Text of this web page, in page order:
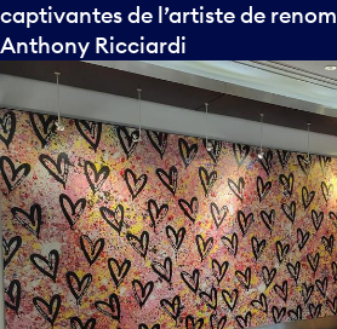
captivantes de l’artiste de renom
Anthony Ricciardi